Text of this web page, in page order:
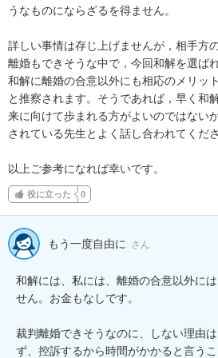
うなものにならざるを得ません。
詳しい事情は存じ上げませんが，相手方
離婚もできそうな中で，今回和解を選ば
和解に離婚の合意以外にも相応のメリッ
と推察されます。そうであれば，早く和
来に向けて歩まれる方がよいのではない
されている先生とよく話し合われてくださ
以上ご参考になれば幸いです。
役に立った 0
もう一度自由に さん
和解には、私には、離婚の合意以外に
せん。お金もなしです。
裁判離婚できそうなのに、しない理由
ず、控訴するから時間がかかると言うこ